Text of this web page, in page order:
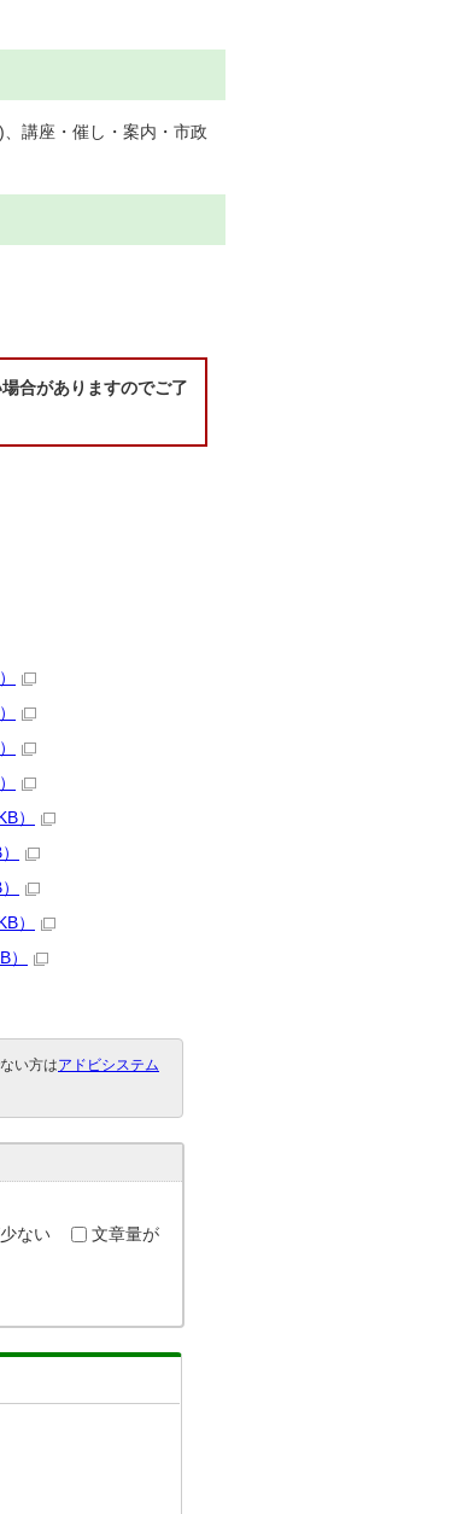
講座・催し・案内・市政
合がありますのでご了
）
）
い方はアドビシステム
ない
文章量が